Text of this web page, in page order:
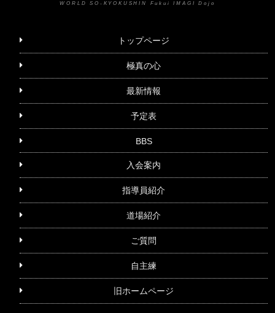
WORLD SO-KYOKUSHIN Fukui IMAGI Dojo
トップページ
極真の心
最新情報
予定表
BBS
入会案内
指導員紹介
道場紹介
ご質問
自主練
旧ホームページ